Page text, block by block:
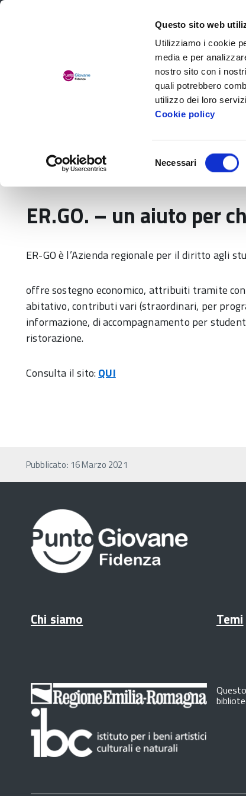
Questo sito web
Utilizziamo i cookie
media e per
nostro sito con i
quali potrebbero
utilizzo dei loro
Cookie policy
Necessari
Chi
Temi STUDIO: scuola,
ER.GO. – un aiuto per
ER-GO è l’Azienda regionale per il diritto agli
offre sostegno economico, attribuiti tramite
abitativo, contributi vari (straordinari, per
informazione, di accompagnamento per
ristorazione.
Consulta il sito:QUI
Pubblicato: 16 Marzo 2021
Chi siamo Temi